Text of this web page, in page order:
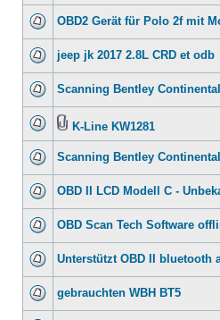
OBD2 Gerät für Polo 2f mit
jeep jk 2017 2.8L CRD et odb
Scanning Bentley
K-Line KW1281
Scanning Bentley
OBD II LCD Modell C -
OBD Scan Tech Software
Unterstützt OBD II bluetooth
gebrauchten WBH BT5